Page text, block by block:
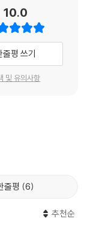
년). 결국 ‘기후변
이유다.”
울시 1348개의 초중
치면 63%는 사실상
추락 같은 사고사
인으로 분류되는 지
가까운 수치였다. 사
집중되는 30대 중반
정부, 2021년).” 이
을 것이다.
되어 한국 사회를
른 사례로서 ‘이동할
통된 문제에 접근하
동권 투쟁’ 이면에
르면, 장애인 응답
이 가능한 저상버스
탑승 거부를 당한
10.0
줄평 쓰기
및 유의사항
줄평 6
추천순